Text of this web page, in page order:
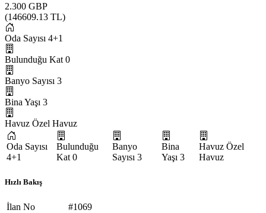
2.300 GBP
(146609.13 TL)
Oda Sayısı 4+1
Bulunduğu Kat 0
Banyo Sayısı 3
Bina Yaşı 3
Havuz Özel Havuz
Oda Sayısı
4+1
Bulunduğu
Kat 0
Banyo
Sayısı 3
Bina
Yaşı 3
Havuz Özel
Havuz
Hızlı Bakış
İlan No
#1069